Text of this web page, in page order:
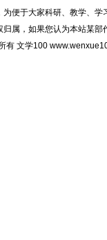
便于大家科研、教学、
属，如果您认为本站某
有 文学100